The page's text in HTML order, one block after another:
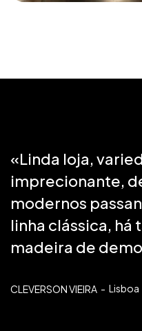
Linda loja,
imprecionante,
modernos
linha clássica,
madeira de
CLEVERSON VIEIRA Lisboa